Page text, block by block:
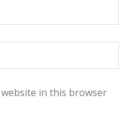
website in this browser